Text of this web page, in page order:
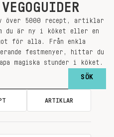
över 5000 recept, artiklar
du är ny i köket eller en
för alla. Från enkla
festmenyer, hittar du
magiska stunder i köket.
ARTIKLAR